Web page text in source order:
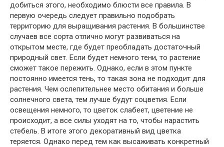
добиться этого, необходимо блюсти все правила. В
первую очередь следует правильно подобрать
территорию для выращивания растения. В большинстве
случаев все сорта отлично могут развиваться на
открытом месте, где будет преобладать достаточный
природный свет. Если будет немного тени, то растение
сможет такое пережить. Однако, если в этом пункте
постоянно имеется тень, то такая зона не подходит для
растения. Чем ослепительнее место обитания и больше
солнечного света, тем лучше будут соцветия. Если
освещения немного, то цветок слабеет, цветение не
происходит, а все силы уходят на то, чтобы нарастить
стебель. В итоге этого декоративный вид цветка
теряется. Однако перед тем как высаживать конкретный